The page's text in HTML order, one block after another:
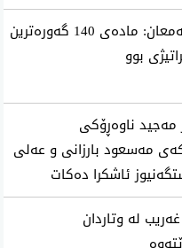
محه‌مه‌د سه‌معان: ماده‌ی 140 گه‌وره‌ترین
بوو
مەجید ناوەڕۆكی
مەسعود بارزانی و عەلی
ئاشكرا دەكات
لە وتاردان